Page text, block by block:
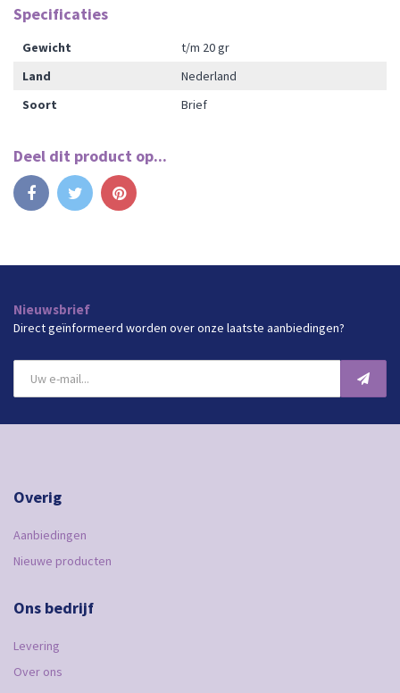
Specificaties
Gewicht
t/m 20 gr
Land
Nederland
Soort
Brief
Deel dit product op...
Nieuwsbrief
Direct geïnformeerd worden over onze laatste aanbiedingen?
Overig
Aanbiedingen
Nieuwe producten
Ons bedrijf
Levering
Over ons